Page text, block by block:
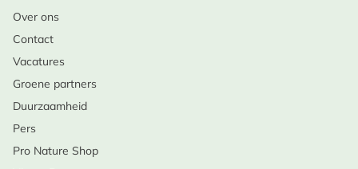
Over ons
Contact
Vacatures
Groene partners
Duurzaamheid
Pers
Pro Nature Shop